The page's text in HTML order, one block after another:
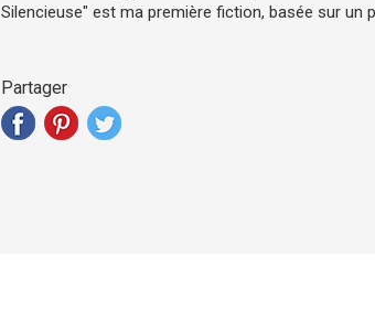
Silencieuse" est ma première fiction, basée sur un
Partager